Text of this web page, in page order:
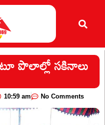
పొలాల్లో సకినాలు
10:59 am No Comments